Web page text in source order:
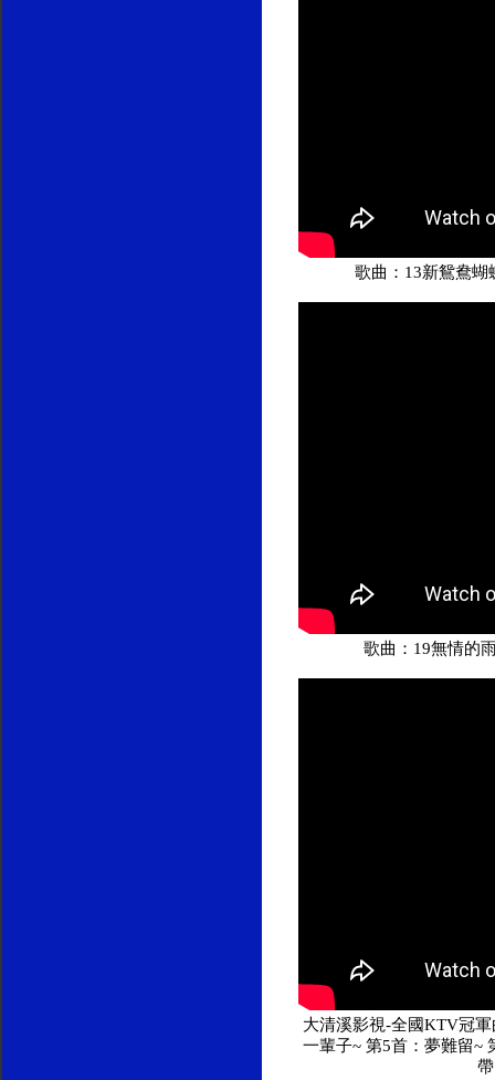
歌曲：13新鴛鴦蝴
歌曲：19無情的
大清溪影視-全國KTV冠
一輩子~ 第5首：夢難留~